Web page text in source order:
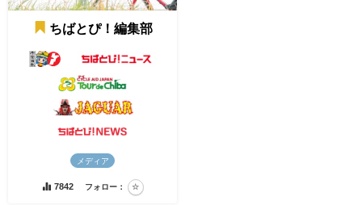
ちばとぴ！編集部
メディア
7842 フォロー：